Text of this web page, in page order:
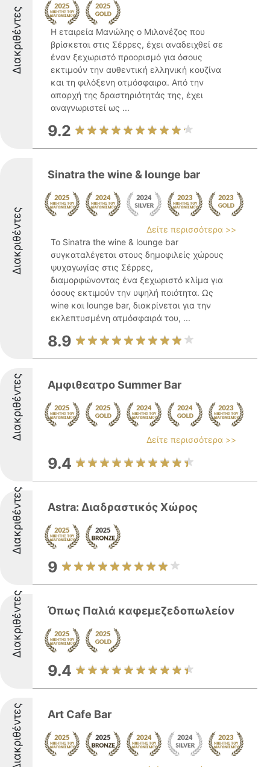
Διακριθέντες
Η εταιρεία Μανώλης ο Μιλανέζος που
βρίσκεται στις Σέρρες, έχει αναδειχθεί σε
έναν ξεχωριστό προορισμό για όσους
εκτιμούν την αυθεντική ελληνική κουζίνα
και τη φιλόξενη ατμόσφαιρα. Από την
απαρχή της δραστηριότητάς της, έχει
αναγνωριστεί ως ...
9.2
Διακριθέντες
Sinatra the wine & lounge bar
Δείτε περισσότερα >>
Το Sinatra the wine & lounge bar
συγκαταλέγεται στους δημοφιλείς χώρους
ψυχαγωγίας στις Σέρρες,
διαμορφώνοντας ένα ξεχωριστό κλίμα για
όσους εκτιμούν την υψηλή ποιότητα. Ως
wine και lounge bar, διακρίνεται για την
εκλεπτυσμένη ατμόσφαιρά του, ...
8.9
Διακριθέντες Αμφιθεατρο Summer Bar
Δείτε περισσότερα >>
9.4
Διακριθέντες Astra: Διαδραστικός Χώρος
9
Διακριθέντες Όπως Παλιά καφεμεζεδοπωλείον
9.4
Διακριθέντες Art Cafe Bar